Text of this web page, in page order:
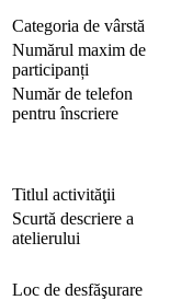
Categoria de vârstă
Numărul maxim de
participanți
Număr de telefon
pentru înscriere
Titlul activităţii
Scurtă descriere a
atelierului
Loc de desfăşurare